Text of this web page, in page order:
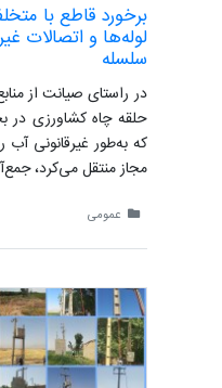
برخورد قاطع با
لوله‌ها و اتصالات
سلسله
حلقه چاه کشاورزی در
که به‌طور غیرقانونی
مجاز منتقل می‌کرد،
عمومی